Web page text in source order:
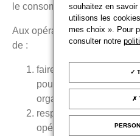
le consommateur ;
Aux opérateurs de ventes
de :
faire appel à un expert
pour les ventes de
organisées en ligne ou
respecter et faire valoir
opérateur/expert un
souhaitez en
utilisons les
mes choix ». Pour
consulter notre